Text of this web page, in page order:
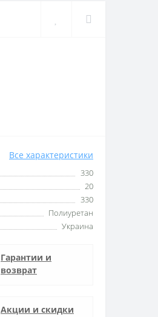
Все характеристики
330
20
330
Полиуретан
Украина
Гарантии и
возврат
Акции и скидки